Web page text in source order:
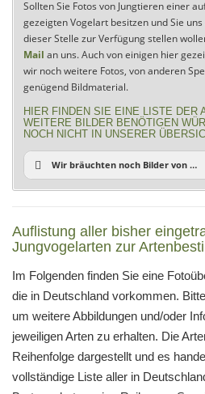
Sollten Sie Fotos von Jungtieren einer
gezeigten Vogelart besitzen und Sie
dieser Stelle zur Verfügung stellen
Mail an uns. Auch von einigen hier
wir noch weitere Fotos, von anderen
genügend Bildmaterial.
HIER FINDEN SIE EINE LISTE DER
WEITERE BILDER BENÖTIGEN
NOCH NICHT IN UNSERER
Wir bräuchten noch Bilder von …
Auflistung aller bisher
Jungvogelarten zur
Im Folgenden finden Sie eine
die in Deutschland vorkommen.
um weitere Abbildungen und/oder
jeweiligen Arten zu erhalten. Die
Reihenfolge dargestellt und es
vollständige Liste aller in